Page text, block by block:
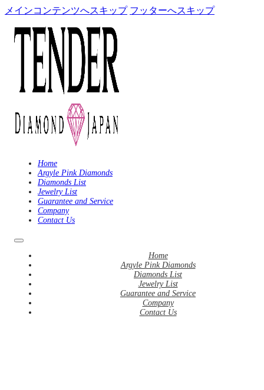
メインコンテンツへスキップ フッターへスキップ
Home
Argyle Pink Diamonds
Diamonds List
Jewelry List
Guarantee and Service
Company
Contact Us
Home
Argyle Pink Diamonds
Diamonds List
Jewelry List
Guarantee and Service
Company
Contact Us